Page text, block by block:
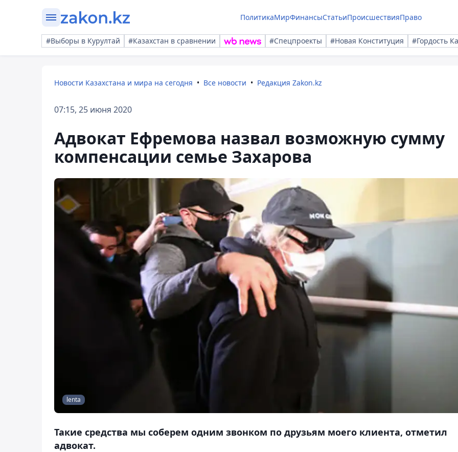
ПолитикаМирФинансыСтатьиПроисшествияПраво
#Выборы в Курултай #Казахстан в сравнении #Спецпроекты #Новая Конституция #Гордость
Новости Казахстана и мира на сегодня Все новости Редакция Zakon.kz
07:15, 25 июня 2020
Адвокат Ефремова назвал возможную сумму
компенсации семье Захарова
lenta
Такие средства мы соберем одним звонком по друзьям моего клиента, отметил
адвокат.